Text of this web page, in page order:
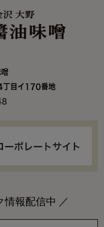
噌
目イ170番地
情報配信中 ／